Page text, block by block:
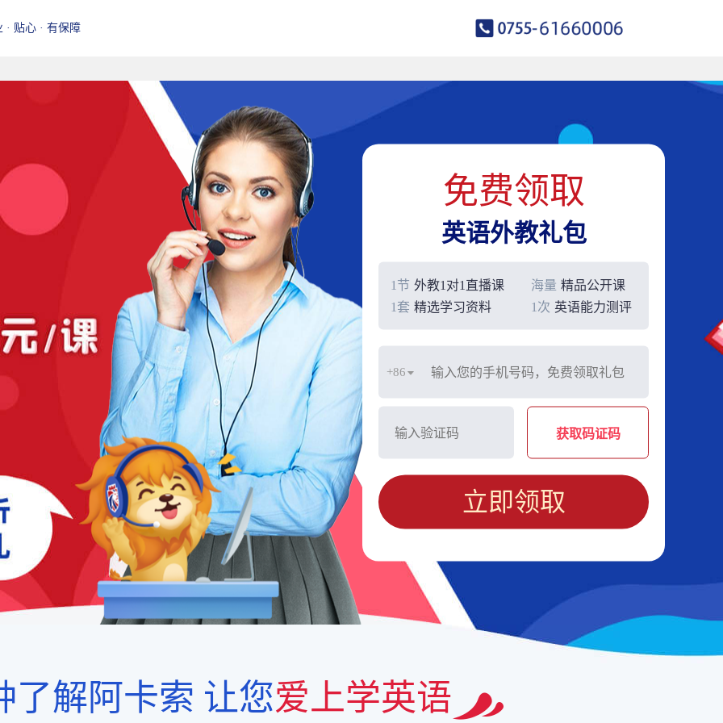
· 贴心 · 有保障
免费领取
英语外教礼包
1节 外教1对1直播课 海量 精品公开课
1套 精选学习资料 1次 英语能力测评
+86
获取码证码
立即领取
了解阿卡索 让您爱上学英语